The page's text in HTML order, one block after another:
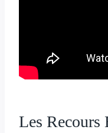
Les Recours